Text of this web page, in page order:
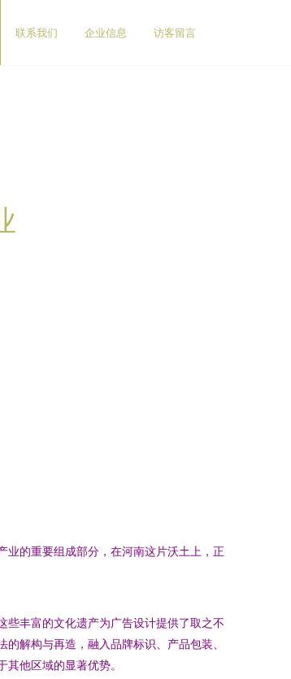
联系我们 企业信息 访客留言
业的重要组成部分，在河南这片沃土上，正
些丰富的文化遗产为广告设计提供了取之不
解构与再造，融入品牌标识、产品包装、
他区域的显著优势。